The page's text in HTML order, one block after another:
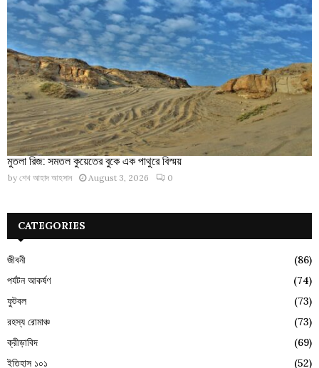
মুতলা রিজ: সমতল কুয়েতের বুকে এক পাথুরে বিস্ময়
by শেখ আহাদ আহসান August 3, 2026 0
CATEGORIES
জীবনী
(86)
পর্যটন আকর্ষণ
(74)
ফুটবল
(73)
রহস্য রোমাঞ্চ
(73)
ক্রীড়াবিদ
(69)
ইতিহাস ১০১
(52)